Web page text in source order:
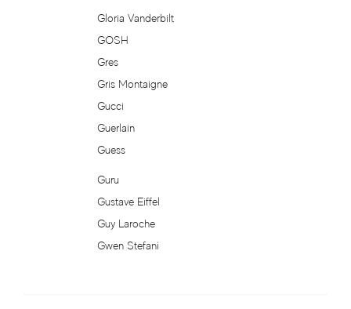
Gloria Vanderbilt
GOSH
Gres
Gris Montaigne
Gucci
Guerlain
Guess
Guru
Gustave Eiffel
Guy Laroche
Gwen Stefani
Cristiano Ronaldo
Custo Barcelona